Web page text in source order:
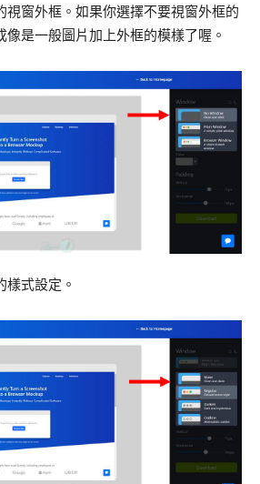
視窗外框。如果你選擇不要視窗外框的
像是一般圖片加上外框的模樣了喔。
樣式設定。